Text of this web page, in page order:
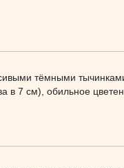
тёмными
в 7 см), обильное